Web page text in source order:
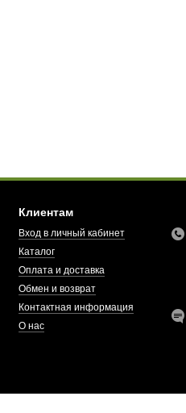
Клиентам
Вход в личный кабинет
Каталог
Оплата и доставка
Обмен и возврат
Контактная информация
О нас